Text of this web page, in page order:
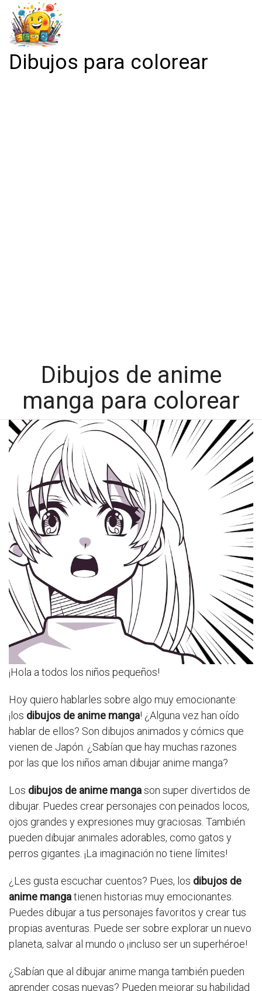
Dibujos para colorear
Dibujos de anime
manga para colorear
¡Hola a todos los niños pequeños!
Hoy quiero hablarles sobre algo muy emocionante:
¡los dibujos de anime manga! ¿Alguna vez han oído
hablar de ellos? Son dibujos animados y cómics que
vienen de Japón. ¿Sabían que hay muchas razones
por las que los niños aman dibujar anime manga?
Los dibujos de anime mangason super divertidos de
dibujar. Puedes crear personajes con peinados locos,
ojos grandes y expresiones muy graciosas. También
pueden dibujar animales adorables, como gatos y
perros gigantes. ¡La imaginación no tiene límites!
¿Les gusta escuchar cuentos? Pues, los dibujos de
anime mangatienen historias muy emocionantes.
Puedes dibujar a tus personajes favoritos y crear tus
propias aventuras. Puede ser sobre explorar un nuevo
planeta, salvar al mundo o ¡incluso ser un superhéroe!
¿Sabían que al dibujar anime manga también pueden
aprender cosas nuevas? Pueden mejorar su habilidad